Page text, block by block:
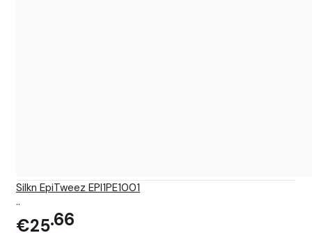
Silkn EpiTweez EPI1PE1001
..
€2566